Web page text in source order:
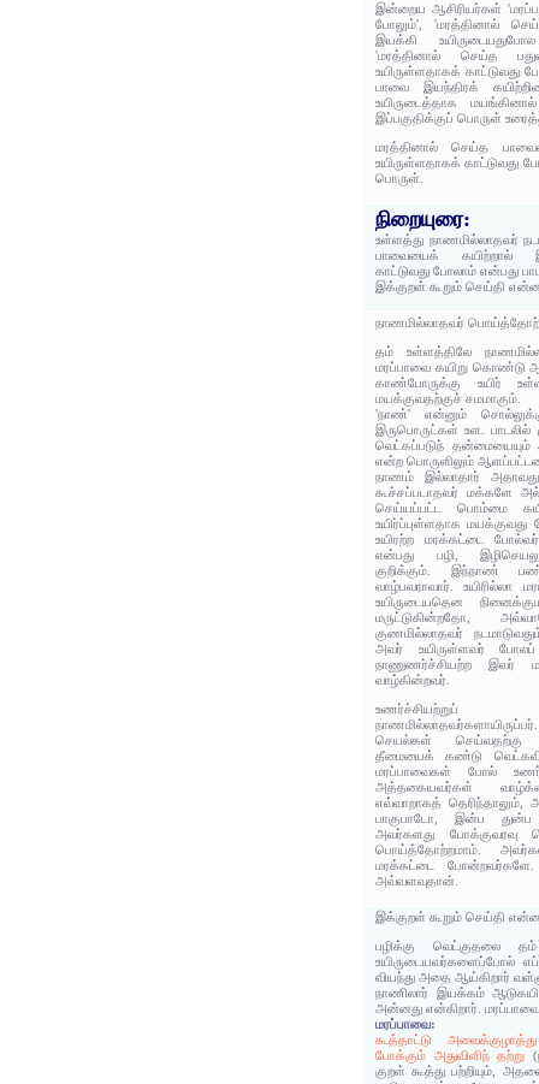
இன்றைய ஆசிரியர்கள்
போலும்', 'மரத்தினால்
இயக்கி
'மரத்தினால் செய்த
உயிருள்ளதாகக் காட்டுவது
பாவை இயந்திரக்
உயிருடைத்தாக
இப்பகுதிக்குப் பொருள்
மரத்தினால் செய்த
உயிருள்ளதாகக் காட்டுவது
பொருள்.
நிறையுரை:
உள்ளத்து நாணமில்லாதவர்
பாவையைக் கயிற்றால்
காட்டுவது போலாம் என்பது
இக்குறள் கூறும் செய்தி
நாணமில்லாதவர்
தம் உள்ளத்திலே
மரப்பாவை கயிறு கொண்டு
காண்போருக்கு உயிர்
மயக்குவதற்குச் சமமாகும்.
'நாண்' என்னும்
இருபொருட்கள் உள. பாடலில்
வெட்கப்படுந்
என்ற பொருளிலும்
நாணம் இல்லாதார்
கூச்சப்படாதவர் மக்களே
செய்யப்பட்ட பொம்மை
உயிர்ப்புள்ளதாக
உயிரற்ற மரக்கட்டை
என்பது பழி,
குறிக்கும். இந்நாண்
வாழ்பவராவார். உயிரில்லா
உயிருடையதென
மருட்டுகின்றதோ,
குணமில்லாதவர்
அவர் உயிருள்ளவர் போலப்
நாணுணர்ச்சியற்ற இவர்
வாழ்கின்றவர்.
செயல்கள் செய்வதற்கு
தீமையைக் கண்டு
மரப்பாவைகள் போல்
அத்தகையவர்கள்
எவ்வாறாகத்
பாகுபாடோ, இன்ப
அவர்களது போக்குவரவு
பொய்த்தோற்றமாம்.
மரக்கட்டை போன்றவர்களே.
அவ்வளவுதான்.
இக்குறள் கூறும் செய்தி
பழிக்கு வெட்குதலை
உயிருடையவர்களைப்போல்
வியந்து அதை ஆய்கிறார்
நாணிலார் இயக்கம்
அன்னது என்கிறார்.
மரப்பாவை:
கூத்தாட்டு
போக்கும் அதுவிளிந் தற்று
குறள் கூத்து பற்றியும்,